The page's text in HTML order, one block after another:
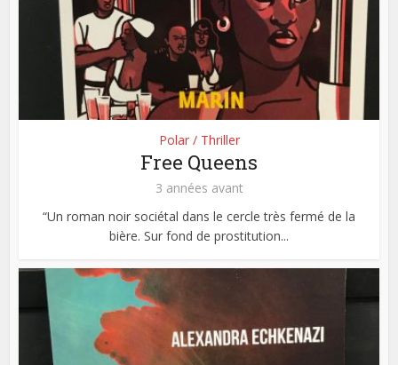
Polar / Thriller
Free Queens
3 années avant
“Un roman noir sociétal dans le cercle très fermé de la
bière. Sur fond de prostitution...